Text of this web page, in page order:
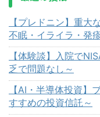
【プレドニン】重大
不眠・イライラ・発
【体験談】入院で
乏で問題なし～
【AI・半導体投資】
すすめの投資信託～